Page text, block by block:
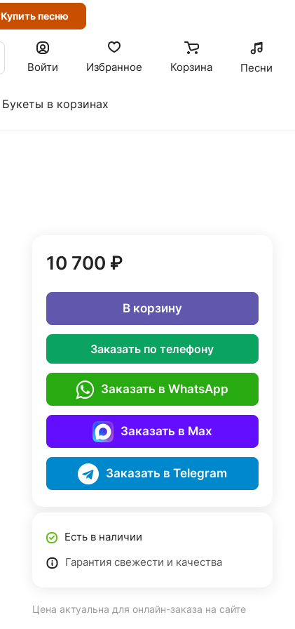
Купить песню
Войти Избранное Корзина Песни
Букеты в корзинах
10 700 ₽
В корзину
Заказать по телефону
Заказать в WhatsApp
Заказать в Max
Заказать в Telegram
Есть в наличии
Гарантия свежести и качества
Цена актуальна для онлайн-заказа на сайте